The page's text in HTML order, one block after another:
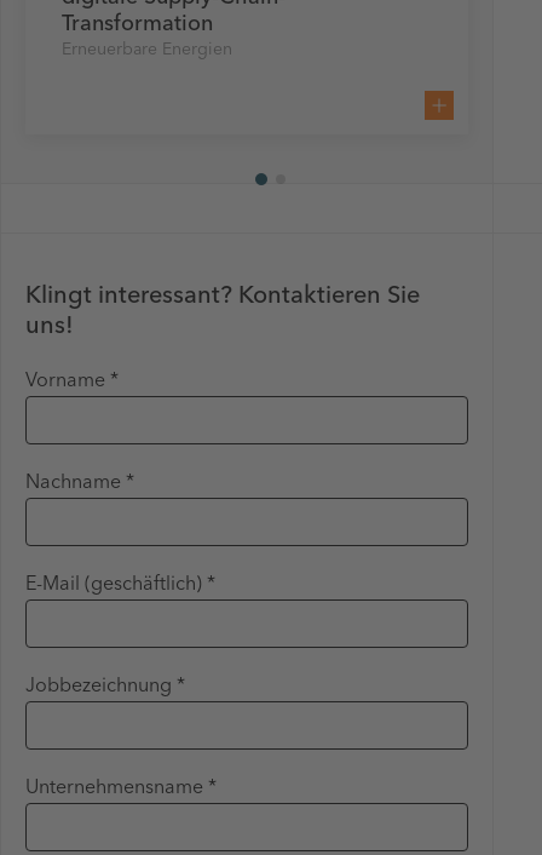
Transformation
Erneuerbare Energien
Klingt interessant? Kontaktieren Sie
uns!
Vorname *
Nachname *
E-Mail (geschäftlich) *
Jobbezeichnung *
Unternehmensname *